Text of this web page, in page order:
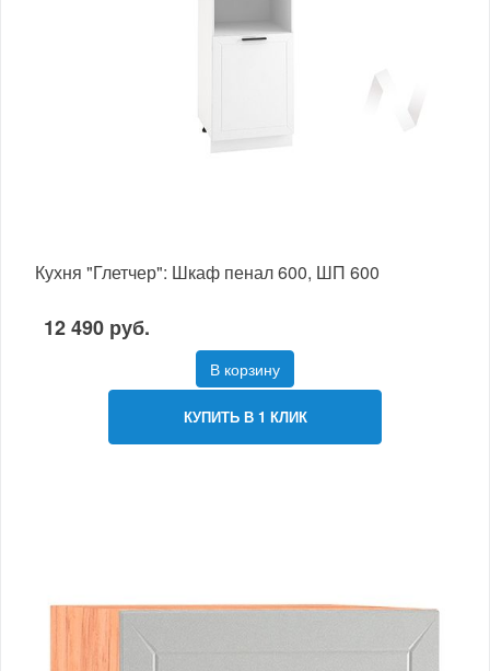
Кухня "Глетчер": Шкаф пенал 600, ШП 600
12 490 руб.
В корзину
КУПИТЬ В 1 КЛИК